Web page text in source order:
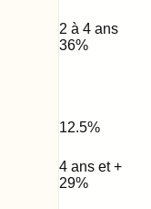
2 à 4 ans
36%
12.5%
4 ans et +
29%